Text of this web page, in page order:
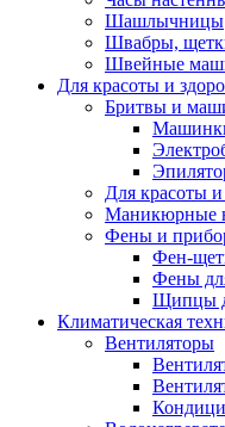
Шашлычницы
Швабры,
Швейные
Для красоты и
Бритвы и
Для красоты и
Маникюрные
Фены и
Фен-
Фены
Щипцы
Климатическая
Вентиляторы